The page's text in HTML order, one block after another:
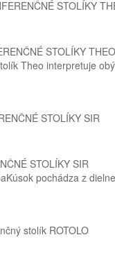
STOLÍKY THEO
Theo interpretuje
STOLÍKY SIR
pochádza z